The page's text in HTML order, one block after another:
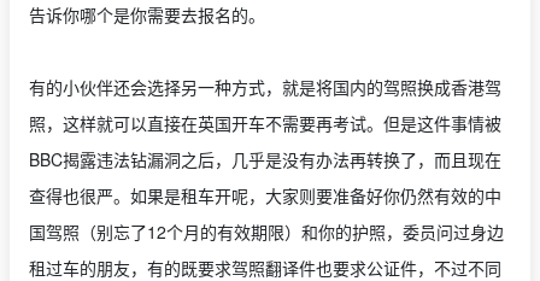
告诉你哪个是你需要去报名的。
有的小伙伴还会选择另一种方式，就是将国内的驾照换成香港驾
照，这样就可以直接在英国开车不需要再考试。但是这件事情被
BBC揭露违法钻漏洞之后，几乎是没有办法再转换了，而且现在
查得也很严。如果是租车开呢，大家则要准备好你仍然有效的中
国驾照（别忘了12个月的有效期限）和你的护照，委员问过身边
租过车的朋友，有的既要求驾照翻译件也要求公证件，不过不同